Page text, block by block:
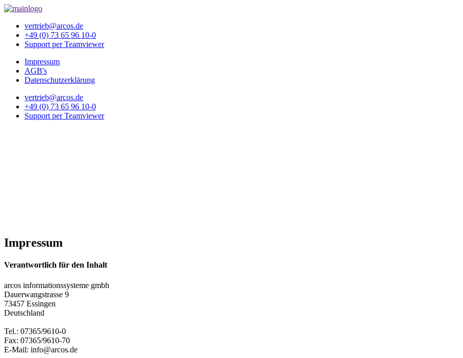
vertrieb@arcos.de
+49 (0) 73 65 96 10-0
Support per Teamviewer
Impressum
AGB's
Datenschutzerklärung
vertrieb@arcos.de
+49 (0) 73 65 96 10-0
Support per Teamviewer
Impressum
Verantwortlich für den Inhalt
arcos informationssysteme gmbh
Dauerwangstrasse 9
73457 Essingen
Deutschland
Tel.: 07365/9610-0
Fax: 07365/9610-70
E-Mail: info@arcos.de